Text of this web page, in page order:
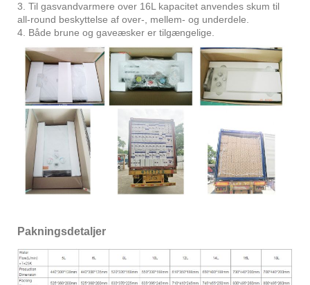
3. Til gasvandvarmere over 16L kapacitet anvendes skum til
all-round beskyttelse af over-, mellem- og underdele.
4. Både brune og gaveæsker er tilgængelige.
Pakningsdetaljer